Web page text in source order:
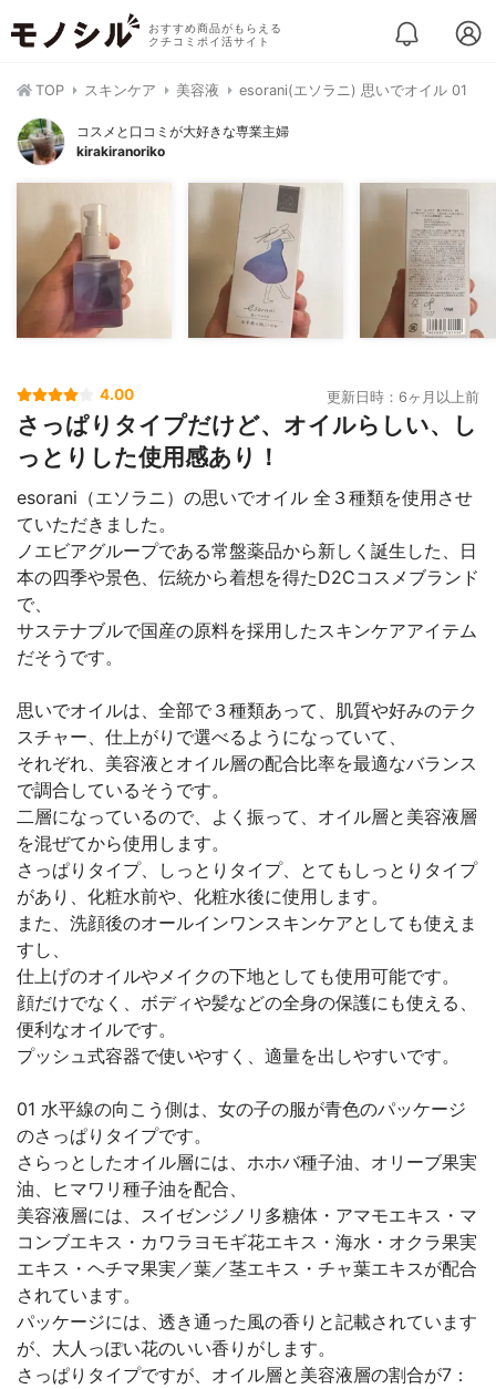
おすすめ商品がもらえる
クチコミポイ活サイト
TOP スキンケア 美容液 esorani(エソラニ) 思いでオイル 01
コスメと口コミが大好きな専業主婦
kirakiranoriko
4.00 更新日時：6ヶ月以上前
さっぱりタイプだけど、オイルらしい、し
っとりした使用感あり！
esorani（エソラニ）の思いでオイル 全３種類を使用させ
ていただきました。
ノエビアグループである常盤薬品から新しく誕生した、日
本の四季や景色、伝統から着想を得たD2Cコスメブランド
で、
サステナブルで国産の原料を採用したスキンケアアイテム
だそうです。
思いでオイルは、全部で３種類あって、肌質や好みのテク
スチャー、仕上がりで選べるようになっていて、
それぞれ、美容液とオイル層の配合比率を最適なバランス
で調合しているそうです。
二層になっているので、よく振って、オイル層と美容液層
を混ぜてから使用します。
さっぱりタイプ、しっとりタイプ、とてもしっとりタイプ
があり、化粧水前や、化粧水後に使用します。
また、洗顔後のオールインワンスキンケアとしても使えま
すし、
仕上げのオイルやメイクの下地としても使用可能です。
顔だけでなく、ボディや髪などの全身の保護にも使える、
便利なオイルです。
プッシュ式容器で使いやすく、適量を出しやすいです。
01 水平線の向こう側は、女の子の服が青色のパッケージ
のさっぱりタイプです。
さらっとしたオイル層には、ホホバ種子油、オリーブ果実
油、ヒマワリ種子油を配合、
美容液層には、スイゼンジノリ多糖体・アマモエキス・マ
コンブエキス・カワラヨモギ花エキス・海水・オクラ果実
エキス・ヘチマ果実／葉／茎エキス・チャ葉エキスが配合
されています。
パッケージには、透き通った風の香りと記載されています
が、大人っぽい花のいい香りがします。
さっぱりタイプですが、オイル層と美容液層の割合が7：